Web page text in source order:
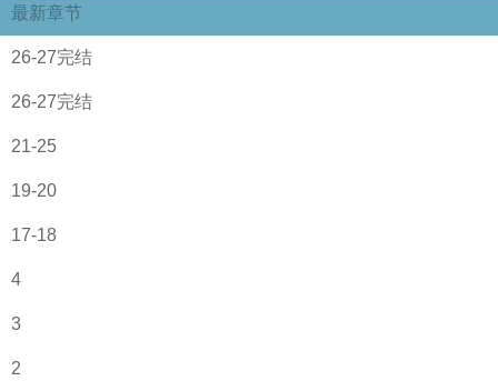
最新章节
26-27完结
26-27完结
21-25
19-20
17-18
4
3
2